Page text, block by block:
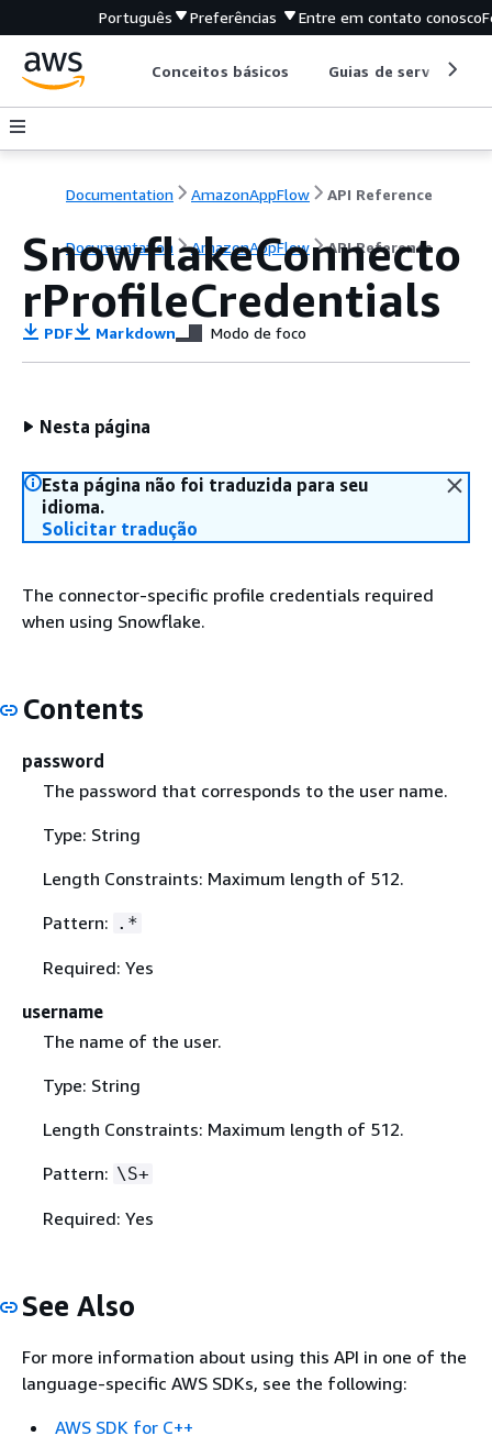
Português Preferências Entre em contato conosco
Conceitos básicos Guias de serviço
Documentation AmazonAppFlow API Reference
Documentation AmazonAppFlow API Reference
SnowflakeConnecto
rProfileCredentials
PDF Markdown Modo de foco
Nesta página
Esta página não foi traduzida para seu
idioma.
Solicitar tradução
The connector-specific profile credentials required
when using Snowflake.
Contents
password
The password that corresponds to the user name.
Type: String
Length Constraints: Maximum length of 512.
Pattern: .*
Required: Yes
username
The name of the user.
Type: String
Length Constraints: Maximum length of 512.
Pattern: \S+
Required: Yes
See Also
For more information about using this API in one of the
language-specific AWS SDKs, see the following:
AWS SDK for C++